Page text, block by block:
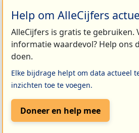
Help om AlleCijfers
AlleCijfers is gratis te gebruiken.
informatie waardevol? Help ons
doen.
Elke bijdrage helpt om data actueel
inzichten toe te voegen.
Doneer en help mee